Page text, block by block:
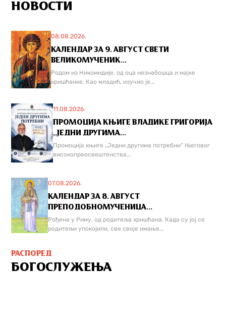
НОВОСТИ
08.08.2026.
КАЛЕНДАР ЗА 9. АВГУСТ СВЕТИ
ВЕЛИКОМУЧЕНИК...
Родом из Никомидије, од оца незнабошца и мајке
хришћанке. Као младић, изучио је...
11.08.2026.
ПРОМОЦИЈА КЊИГЕ ВЛАДИКЕ ГРИГОРИЈА
,,ЈЕДНИ ДРУГИМА...
Промоција књиге „Једни другима потребни“ Његовог
високопреосвештенства...
07.08.2026.
КАЛЕНДАР ЗА 8. АВГУСТ
ПРЕПОДОБНОМУЧЕНИЦА...
Рођена у Риму, од родитеља хришћана. Када су јој се
родитељи упокојили, све своје имање...
РАСПОРЕД
БОГОСЛУЖЕЊА